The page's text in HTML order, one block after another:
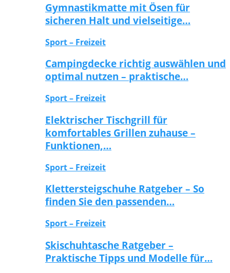
Gymnastikmatte mit Ösen für
sicheren Halt und vielseitige…
Sport – Freizeit
Campingdecke richtig auswählen und
optimal nutzen – praktische…
Sport – Freizeit
Elektrischer Tischgrill für
komfortables Grillen zuhause –
Funktionen,…
Sport – Freizeit
Klettersteigschuhe Ratgeber – So
finden Sie den passenden…
Sport – Freizeit
Skischuhtasche Ratgeber –
Praktische Tipps und Modelle für…